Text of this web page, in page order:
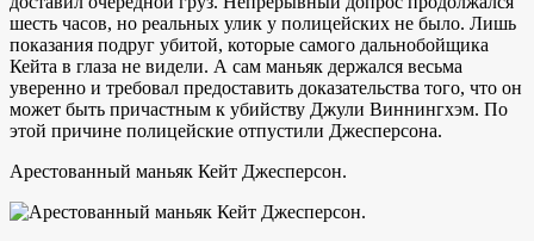
шесть часов, но реальных улик у полицейских не было. Лишь
показания подруг убитой, которые самого дальнобойщика
Кейта в глаза не видели. А сам маньяк держался весьма
уверенно и требовал предоставить доказательства того, что он
может быть причастным к убийству Джули Виннингхэм. По
этой причине полицейские отпустили Джесперсона.
Арестованный маньяк Кейт Джесперсон.